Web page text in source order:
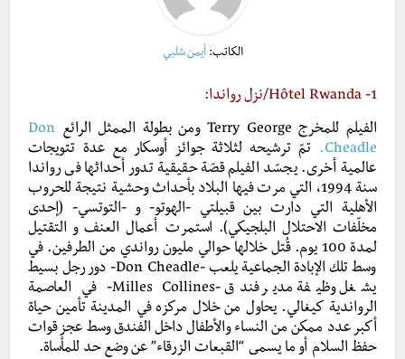
الكاتب:أيمن شلبي
1-
Hôtel Rwanda/نزل رواندا:
الفيلم للمخرج Terry George ومن بطولة الممثل الرائع
Don
Cheadle.
تمّ ترشيحه لثلاثة جوائز أوسكار مع عدة تتويجات
عالمية أخرى. يجسّد الفيلم قصّة حقيقية تدور أحداثها فى رواندا
سنة 1994، التي مرت فيها البلاد بأحداث وحشية نتيجة للحروب
الأهلية التي دارت بين قبيلتي -الهوتو- و -التوتسي- (إحدى
مخلّفات الاحتلال البلجيكي). استمرت أعمال العنف و التقتيل
لمدة 100 يوم. قُتل خلالها حوالي مليون رواندي من الطرفين. في
وسط تلك الإبادة الجماعية يلعب -Don Cheadle- دور رجل بسيط
يشغل وظيفة مدير فندق -Milles Collines- في العاصمة
الرواندية كيغالي. يحاول من خلال مركزه في المدينة تأمين حياة
أكبر عدد ممكن من النساء والأطفال داخل الفندق وسط عجز قوات
حفظ السلام أو ما يسمى “القبعات الزرقاء” عن وضع حد للمأساة.